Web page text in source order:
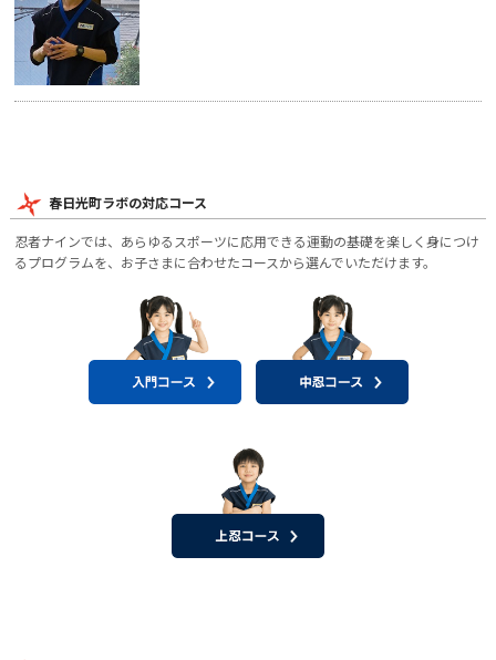
春日光町ラボの対応コース
忍者ナインでは、あらゆるスポーツに応用できる運動の基礎を楽しく身につけ
るプログラムを、お子さまに合わせたコースから選んでいただけます。